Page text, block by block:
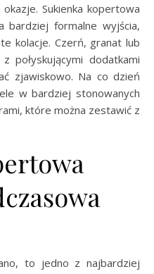
Sukienka kopertowa
bardziej formalne wyjścia,
kolacje. Czerń, granat lub
połyskującymi dodatkami
zjawiskowo. Na co dzień
w bardziej stonowanych
które można zestawić z
to jedno z najbardziej